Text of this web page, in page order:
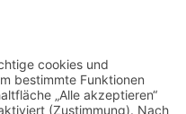
A-DESIGN